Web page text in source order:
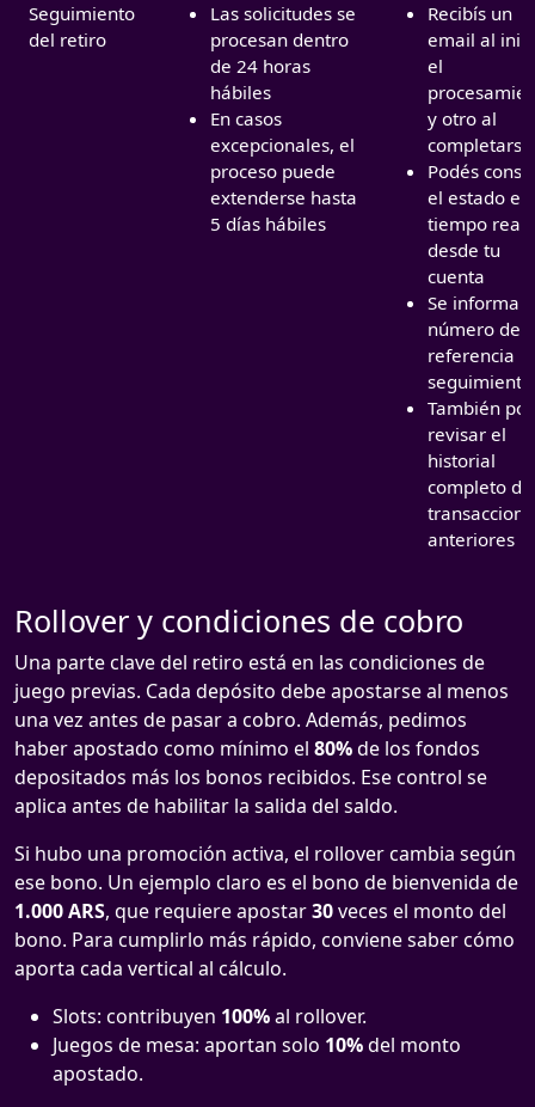
Seguimiento
del retiro
Las solicitudes se
procesan dentro
de 24 horas
hábiles
En casos
excepcionales, el
proceso puede
extenderse hasta
5 días hábiles
Recibís un
email al
el
y otro al
completarse
Podés
el estado en
tiempo real
desde tu
cuenta
Se informa
número de
referencia
seguimiento
También
revisar el
historial
completo de
anteriores
Rollover y condiciones de cobro
Una parte clave del retiro está en las condiciones de
juego previas. Cada depósito debe apostarse al menos
una vez antes de pasar a cobro. Además, pedimos
haber apostado como mínimo el 80%de los fondos
depositados más los bonos recibidos. Ese control se
aplica antes de habilitar la salida del saldo.
Si hubo una promoción activa, el rollover cambia según
ese bono. Un ejemplo claro es el bono de bienvenida de
1.000 ARS, que requiere apostar30veces el monto del
bono. Para cumplirlo más rápido, conviene saber cómo
aporta cada vertical al cálculo.
Slots: contribuyen 100%al rollover.
Juegos de mesa: aportan solo 10%del monto
apostado.